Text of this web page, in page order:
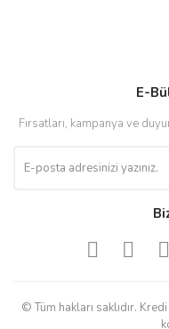
E-
Fırsatları, kampanya ve
© Tüm hakları saklıdır.